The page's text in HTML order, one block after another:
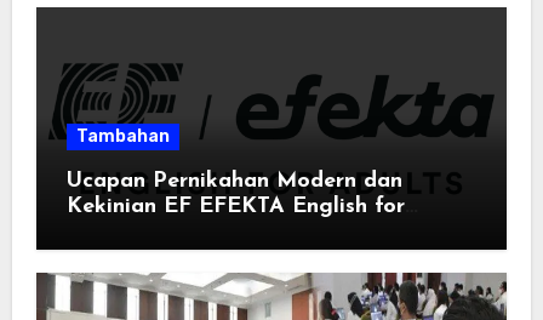
Tambahan
Ucapan Pernikahan Modern dan
Kekinian EF EFEKTA English for
Momen Spesial Semakin Berarti